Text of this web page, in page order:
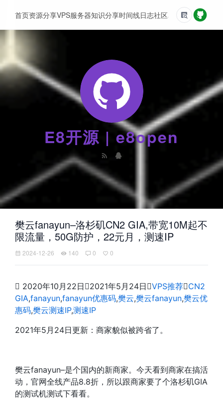
E8开源 | e8open
首页资源分享VPS服务器知识分享时间线日志社区友情链接
樊云fanayun–洛杉矶CN2 GIA,带宽10M起不
限流量，50G防护，22元月，测速IP
2024-12-26 140 0 0
 2020年10月22日2021年5月24日VPS推荐CN2
GIA,fanayun,fanayun优惠码,樊云,樊云fanayun,樊云优
惠码,樊云测速IP,测速IP
2021年5月24日更新：商家貌似被跨省了。
樊云fanayun–是个国内的新商家。今天看到商家在搞活
动，官网全线产品8.8折，所以跟商家要了个洛杉矶GIA
的测试机测试下看看。